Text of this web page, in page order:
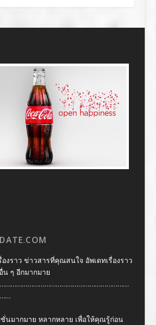
องราว ข่าวสารที่คุณสนใจ อัพเดทเรื่องราว
น ๆ อีกมากมาย
นมากมาย หลากหลาย เพื่อให้คุณรู้ก่อน